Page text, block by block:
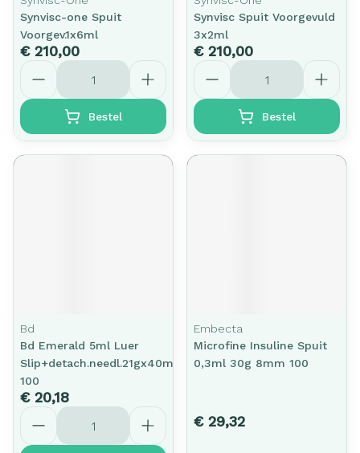
Synvisc-one Spuit
Voorgev.1x6ml
€ 210,00
Aantal
Bestel
Synvisc Spuit Voorgevuld
3x2ml
€ 210,00
Aantal
Bestel
Bd
Bd Emerald 5ml Luer
Slip+detach.needl.21gx40mm
100
€ 20,18
Aantal
Embecta
Microfine Insuline Spuit
0,3ml 30g 8mm 100
€ 29,32